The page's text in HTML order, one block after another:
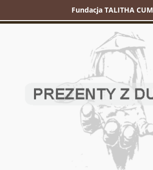
Fundacja TALITHA CUM